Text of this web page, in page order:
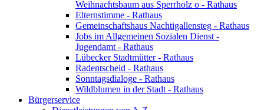
Weihnachtsbaum aus Sperrholz o - Rathaus
Elternstimme - Rathaus
Gemeinschaftshaus Nachtigallensteg - Rathaus
Jobs im Allgemeinen Sozialen Dienst -
Jugendamt - Rathaus
Lübecker Stadtmütter - Rathaus
Radentscheid - Rathaus
Sonntagsdialoge - Rathaus
Wildblumen in der Stadt - Rathaus
Bürgerservice